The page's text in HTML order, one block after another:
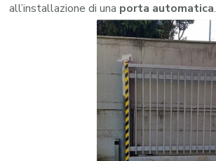
all’installazione di una porta automatica.